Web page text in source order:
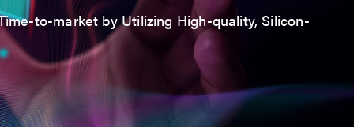
to-market by Utilizing High-quality, Silicon-